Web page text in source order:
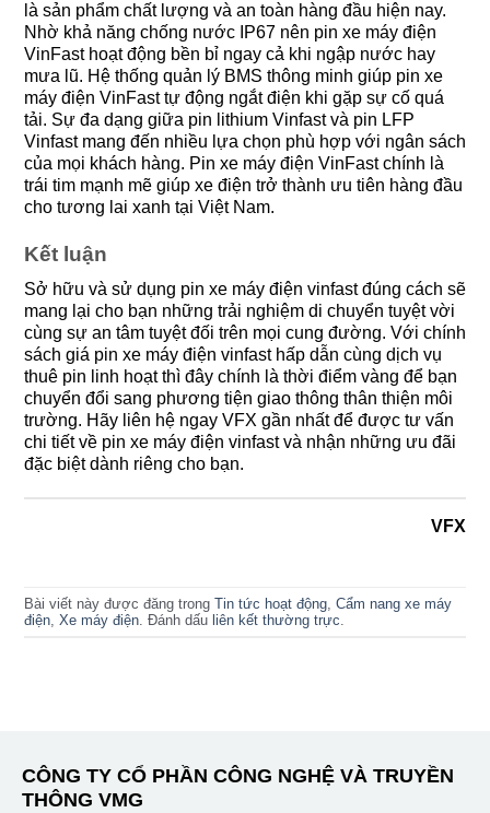
là sản phẩm chất lượng và an toàn hàng đầu hiện nay.
Nhờ khả năng chống nước IP67 nên pin xe máy điện
VinFast hoạt động bền bỉ ngay cả khi ngập nước hay
mưa lũ. Hệ thống quản lý BMS thông minh giúp pin xe
máy điện VinFast tự động ngắt điện khi gặp sự cố quá
tải. Sự đa dạng giữa pin lithium Vinfast và pin LFP
Vinfast mang đến nhiều lựa chọn phù hợp với ngân sách
của mọi khách hàng. Pin xe máy điện VinFast chính là
trái tim mạnh mẽ giúp xe điện trở thành ưu tiên hàng đầu
cho tương lai xanh tại Việt Nam.
Kết luận
Sở hữu và sử dụng pin xe máy điện vinfast đúng cách sẽ
mang lại cho bạn những trải nghiệm di chuyển tuyệt vời
cùng sự an tâm tuyệt đối trên mọi cung đường. Với chính
sách giá pin xe máy điện vinfast hấp dẫn cùng dịch vụ
thuê pin linh hoạt thì đây chính là thời điểm vàng để bạn
chuyển đổi sang phương tiện giao thông thân thiện môi
trường. Hãy liên hệ ngay VFX gần nhất để được tư vấn
chi tiết về pin xe máy điện vinfast và nhận những ưu đãi
đặc biệt dành riêng cho bạn.
VFX
Bài viết này được đăng trong Tin tức hoạt động Cẩm nang xe máy
điện Xe máy điện . Đánh dấu liên kết thường trực
CÔNG TY CỔ PHẦN CÔNG NGHỆ VÀ TRUYỀN
THÔNG VMG